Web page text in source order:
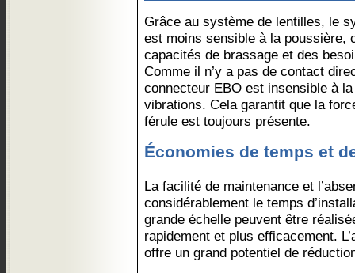
Grâce au système de lentilles, le
est moins sensible à la poussière,
capacités de brassage et des
Comme il n’y a pas de contact
connecteur EBO est insensible à
vibrations. Cela garantit que la
férule est toujours présente.
Économies de temps et
La facilité de maintenance et
considérablement le temps
grande échelle peuvent être
rapidement et plus efficacement.
offre un grand potentiel de